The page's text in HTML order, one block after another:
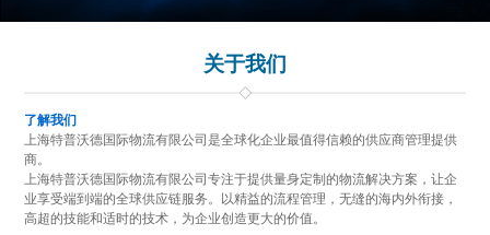
关于我们
了解我们
上海特普沃德国际物流有限公司是全球化企业最值得信赖的供应商管理提供
商。
上海特普沃德国际物流有限公司专注于提供量身定制的物流解决方案，让企
业享受端到端的全球供应链服务。以精益的流程管理，无缝的海内外衔接，
高超的技能和适时的技术，为企业创造更大的价值。